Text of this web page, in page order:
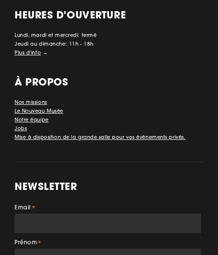
HEURES D'OUVERTURE
Lundi, mardi et mercredi: fermé
Jeudi au dimanche: 11h - 18h
Plus d'info →
À PROPOS
Nos missions
Le Nouveau Musée
Notre équipe
Jobs
Mise à disposition de la grande salle pour vos évènements privés.
NEWSLETTER
Email *
Prénom*